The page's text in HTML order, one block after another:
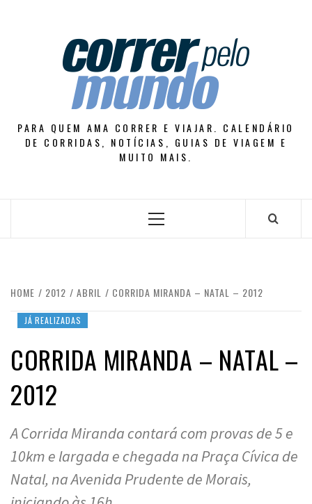
PARA QUEM AMA CORRER E VIAJAR. CALENDÁRIO
DE CORRIDAS, NOTÍCIAS, GUIAS DE VIAGEM E
MUITO MAIS.
Primary
HOME 2012 ABRIL CORRIDA MIRANDA – NATAL – 2012
JÁ REALIZADAS
CORRIDA MIRANDA – NATAL –
2012
A Corrida Miranda contará com provas de 5 e
10km e largada e chegada na Praça Cívica de
Natal, na Avenida Prudente de Morais,